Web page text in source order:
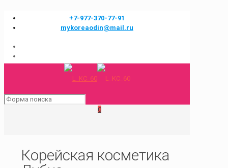
+7-977-370-77-91
mykoreaodin@mail.ru
0
Корейская косметика